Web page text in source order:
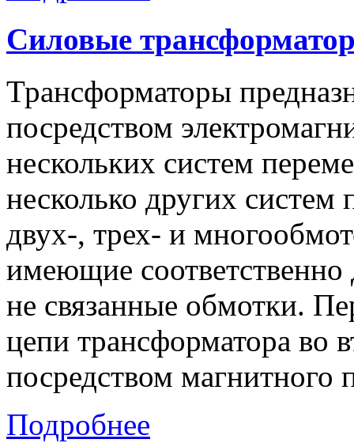
Силовые
Трансформаторы
посредством
нескольких систем
несколько других систем
двух-, трех- и
имеющие соответственно
не связанные обмотки.
цепи трансформатора во
посредством магнитного
Подробнее